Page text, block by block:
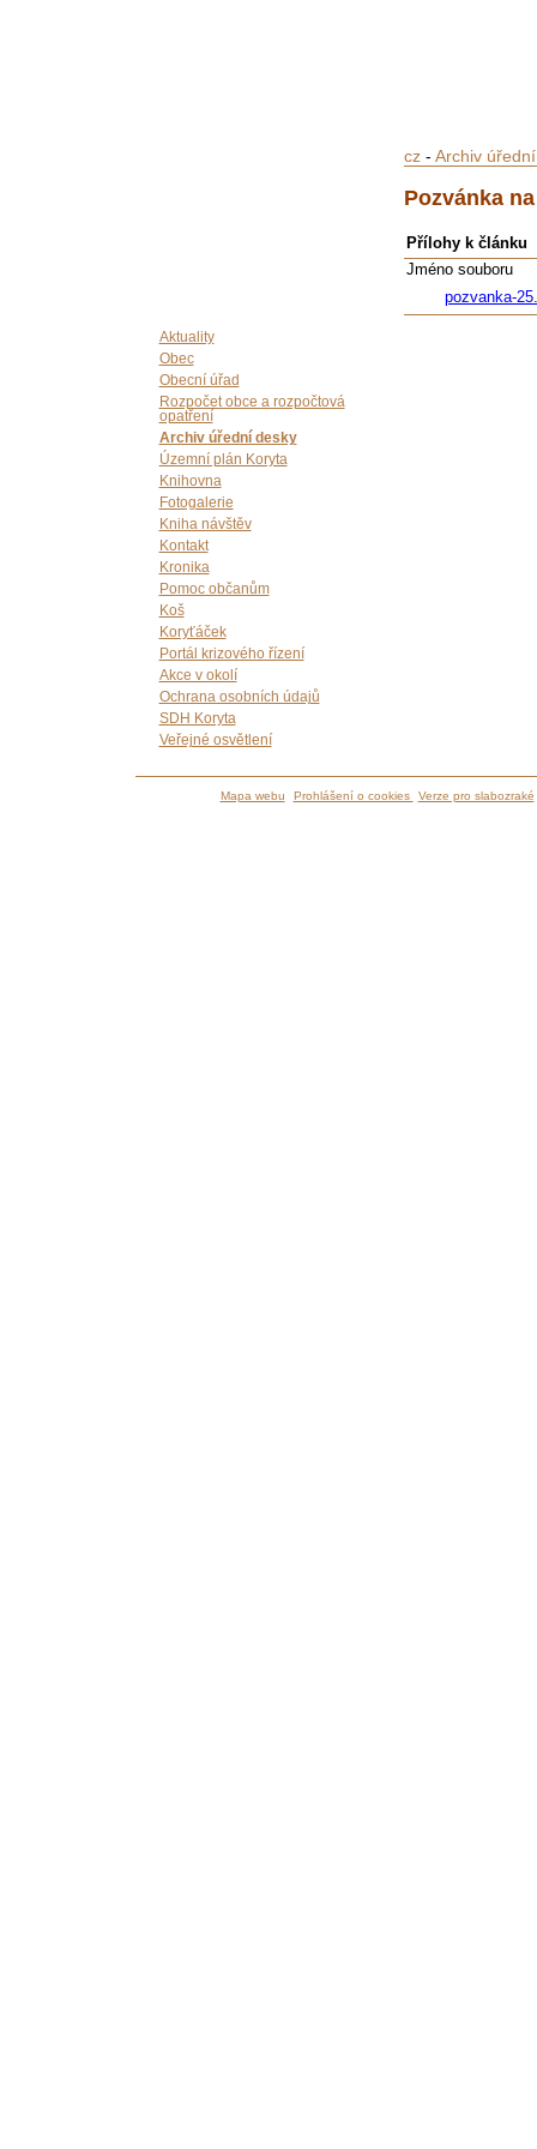
Aktuality
Obec
Obecní úřad
Rozpočet obce a rozpočtová
opatření
Archiv úřední desky
Územní plán Koryta
Knihovna
Fotogalerie
Kniha návštěv
Kontakt
Kronika
Pomoc občanům
Koš
Koryťáček
Portál krizového řízení
Akce v okolí
Ochrana osobních údajů
SDH Koryta
Veřejné osvětlení
cz- Archiv
Pozvánka
Přílohy k článku
Jméno souboru
pozvanka-
Mapa webu Prohlášení o cookies Verze pro slabozraké